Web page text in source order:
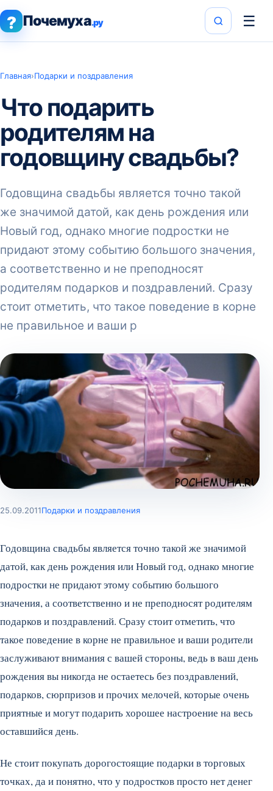
? Почемуха.ру ☰
Главная›Подарки и поздравления
Что подарить
родителям на
годовщину свадьбы?
Годовщина свадьбы является точно такой
же значимой датой, как день рождения или
Новый год, однако многие подростки не
придают этому событию большого значения,
а соответственно и не преподносят
родителям подарков и поздравлений. Сразу
стоит отметить, что такое поведение в корне
не правильное и ваши р
25.09.2011Подарки и поздравления
Годовщина свадьбы является точно такой же значимой
датой, как день рождения или Новый год, однако многие
подростки не придают этому событию большого
значения, а соответственно и не преподносят родителям
подарков и поздравлений. Сразу стоит отметить, что
такое поведение в корне не правильное и ваши родители
заслуживают внимания с вашей стороны, ведь в ваш день
рождения вы никогда не остаетесь без поздравлений,
подарков, сюрпризов и прочих мелочей, которые очень
приятные и могут подарить хорошее настроение на весь
оставшийся день.
Не стоит покупать дорогостоящие подарки в торговых
точках, да и понятно, что у подростков просто нет денег